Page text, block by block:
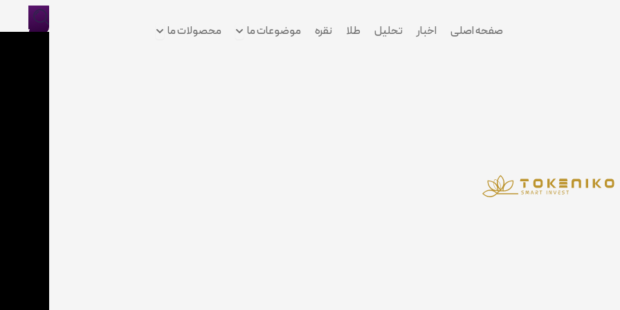
صفحه اصلی اخبار تحلیل طلا نقره موضوعات ما Open موضوعات مامحصولات ما Open محصولات ما
ورود/